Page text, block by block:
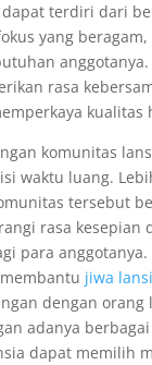
terdiri dari
yang
rasa
kualitas
komunitas
waktu luang.
tersebut
rasa kesepian
para
jiwa
dengan orang
adanya
dapat memilih